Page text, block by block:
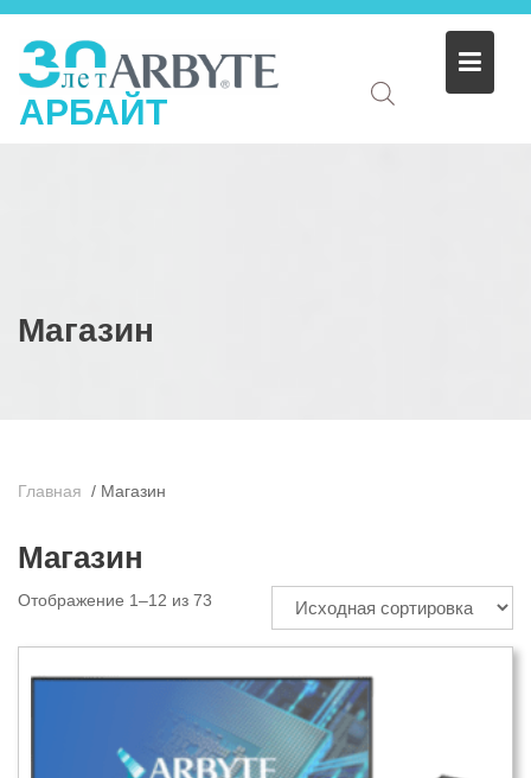
АРБАЙТ
Магазин
Главная / Магазин
Магазин
Отображение 1–12 из 73